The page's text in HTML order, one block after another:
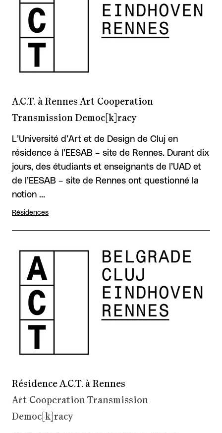
A.C.T. à Rennes Art Cooperation
Transmission Democ[k]racy
L’Université d’Art et de Design de Cluj en
résidence à l’EESAB – site de Rennes. Durant dix
jours, des étudiants et enseignants de l’UAD et
de l’EESAB – site de Rennes ont questionné la
notion …
Résidences
Résidence A.C.T. à Rennes
Art Cooperation Transmission
Democ[k]racy